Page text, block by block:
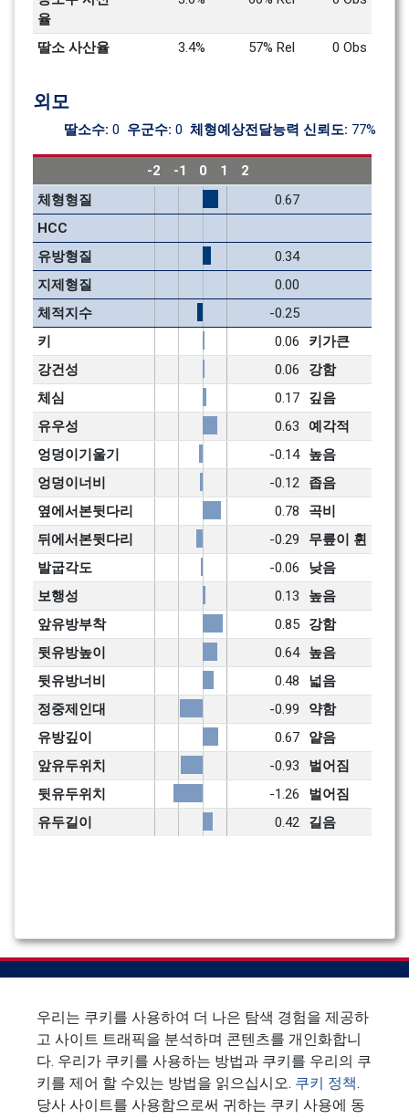
율
딸소 사산율 3.4% 57% Rel 0 Obs
외모
딸소수: 0 우군수: 0 체형예상전달능력 신뢰도: 77%
-2 -1 0 1
2
체형형질
0.67
HCC
유방형질
0.34
지제형질
0.00
체적지수
-0.25
키
0.06
키가큰
강건성
0.06
강함
체심
0.17
깊음
유우성
0.63
예각적
엉덩이기울기
-0.14 높음
엉덩이너비
-0.12
좁음
옆에서본뒷다리
0.78
곡비
뒤에서본뒷다리
-0.29
무릎이 휜
발굽각도
-0.06
낮음
보행성
0.13
높음
앞유방부착
0.85
강함
뒷유방높이
0.64 높음
뒷유방너비
0.48
넓음
정중제인대
-0.99
약함
유방깊이
0.67
얕음
앞유두위치
-0.93
벌어짐
뒷유두위치
-1.26
벌어짐
유두길이
0.42 길음
우리는 쿠키를 사용하여 더 나은 탐색 경험을 제공하
고 사이트 트래픽을 분석하며 콘텐츠를 개인화합니
다. 우리가 쿠키를 사용하는 방법과 쿠키를 우리의 쿠
키를 제어 할 수있는 방법을 읽으십시오. 쿠키 정책.
당사 사이트를 사용함으로써 귀하는 쿠키 사용에 동
뉴스 레터에 가입하십시오